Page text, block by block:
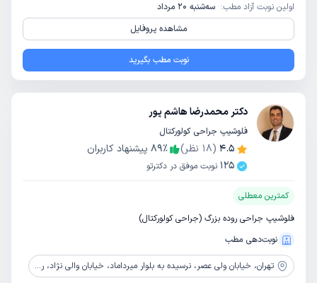
اولین نوبت آزاد مطب: سه‌شنبه 20 مرداد
مشاهده پروفایل
نوبت مطب بگیرید
دکتر محمدرضا هاشم پور
فلوشیپ جراحی کولورکتال
4.5
(
18 نظر) 89٪
پیشنهاد کاربران
125 نوبت موفق در دکترتو
کمترین معطلی
فلوشیپ جراحی روده بزرگ (جراحی کولورکتال)
نوبت‌دهی مطب
تهران، خیابان ولی عصر، نرسیده به بلوار میرداماد، خیابان والی نژاد، روبه روی بیمارستان هاشمی نژاد، پلاک 32، طبقه دوم، واحد 4